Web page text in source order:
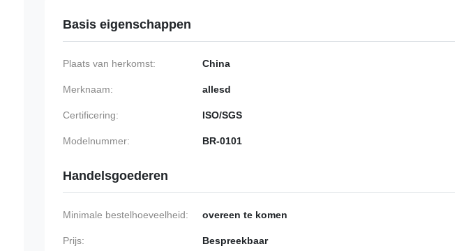
Basis eigenschappen
Plaats van herkomst: China
Merknaam: allesd
Certificering: ISO/SGS
Modelnummer: BR-0101
Handelsgoederen
Minimale bestelhoeveelheid: overeen te komen
Prijs: Bespreekbaar